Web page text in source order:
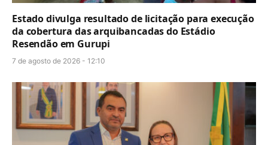
Estado divulga resultado de licitação para execução
da cobertura das arquibancadas do Estádio
Resendão em Gurupi
7 de agosto de 2026 - 12:10